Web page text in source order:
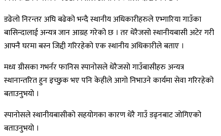
डढेलो निरन्तर अघि बढेको भन्दै स्थानीय अधिकारीहरुले एभ्गारिया गाउँका
बासिन्दालाई अन्यत्र जान आग्रह गरेको छ । तर धेरैजसो स्थानीयबासी अटेर गरी
आफ्नै घरमा बस्न जिद्दी गरिरहेको एक स्थानीय अधिकारीले बताए ।
मध्य ग्रीसका गभर्नर फानिस स्पानोसले धेरैजसो गाउँबासीहरु अन्यत्र
स्थानान्तरित हुन इच्छुक भए पनि केहीले आगो निभाउने कार्यमा सेवा गरिरहेको
बताउनुभयो ।
स्पानोसले स्थानीयबासीको सहयोगका कारण धेरै गाउँ डढ्नबाट जोगिएको
बताउनुभयो ।